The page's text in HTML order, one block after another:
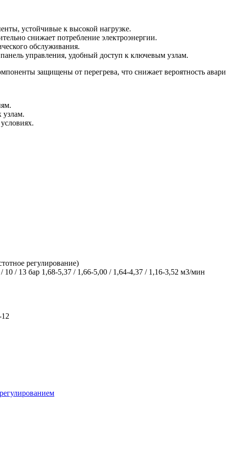
устойчивые к высокой нагрузке.
снижает потребление электроэнергии.
обслуживания.
управления, удобный доступ к ключевым узлам.
защищены от перегрева, что снижает вероятность
узлам.
регулирование)
10 / 13 бар 1,68-5,37 / 1,66-5,00 / 1,64-4,37 / 1,16-3,52 м3/мин